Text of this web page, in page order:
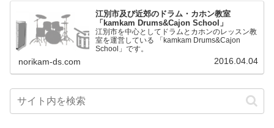
江別市及び近郊のドラム・カホン教室
「kamkam Drums&Cajon School」
江別市を中心としてドラムとカホンのレッスン教
室を運営している 「kamkam Drums&Cajon
School」です。
norikam-ds.com 2016.04.04